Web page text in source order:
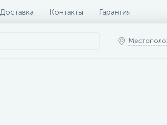
Доставка Контакты Гарантия